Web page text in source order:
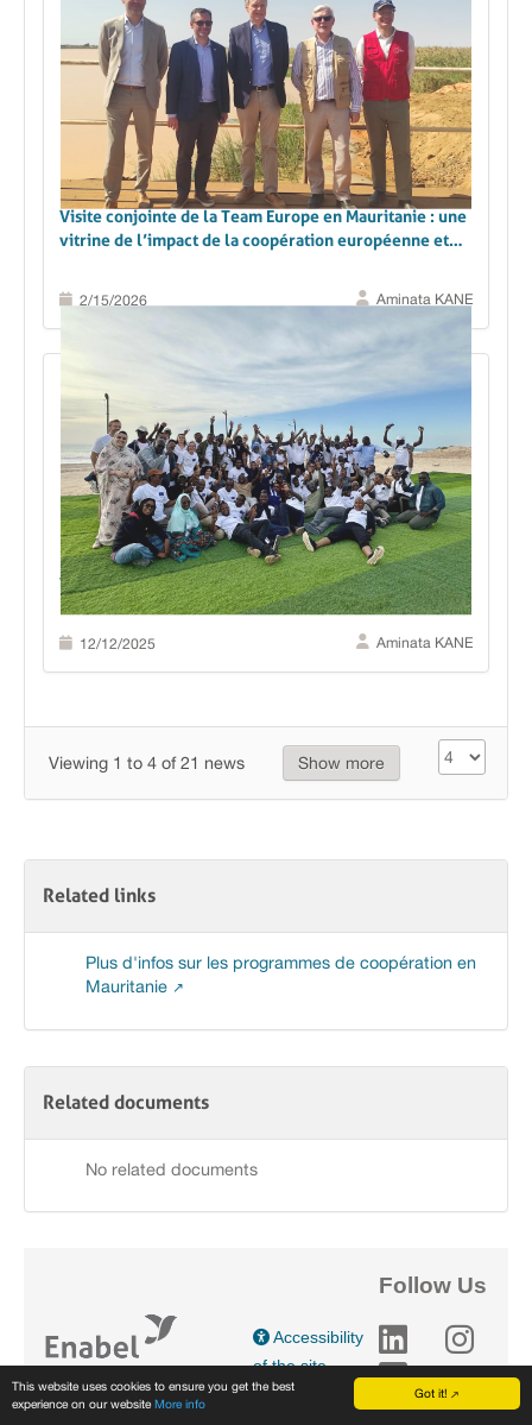
Got it!
This website uses cookies to ensure you get the best
experience on our websiteMore info
Visite conjointe de la Team Europe en Mauritanie : une
vitrine de l’impact de la coopération européenne et
Aminata KANE
2/15/2026
Team Building Enabel Mauritanie
Aminata KANE
12/12/2025
Viewing 1 to 4 of 21 news Show more
Related links
Plus d'infos sur les programmes de coopération en
Mauritanie
Related documents
No related documents
Accessibility
of the site
Follow Us